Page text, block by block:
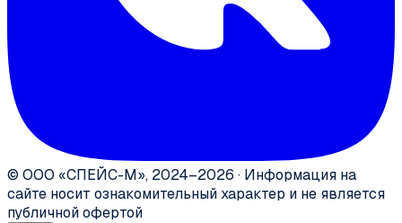
© ООО «СПЕЙС-М», 2024–2026 · Информация на
сайте носит ознакомительный характер и не является
публичной офертой